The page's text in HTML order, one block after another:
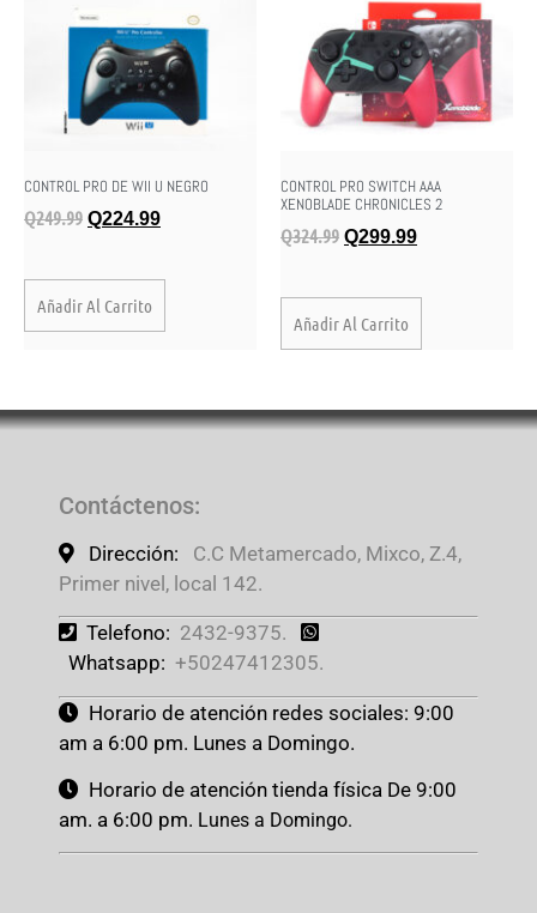
CONTROL PRO DE WII U NEGRO
Q249.99 Q224.99
Añadir Al Carrito
CONTROL PRO SWITCH AAA
XENOBLADE CHRONICLES 2
Q324.99 Q299.99
Añadir Al Carrito
Contáctenos:
Dirección:
C.C Metamercado, Mixco, Z.4,
Primer nivel, local 142.
Telefono: 2432-9375.
Whatsapp: +50247412305.
Horario de atención redes sociales: 9:00
am a 6:00 pm. Lunes a Domingo.
Horario de atención tienda física De 9:00
am. a 6:00 pm. Lunes a Domingo.